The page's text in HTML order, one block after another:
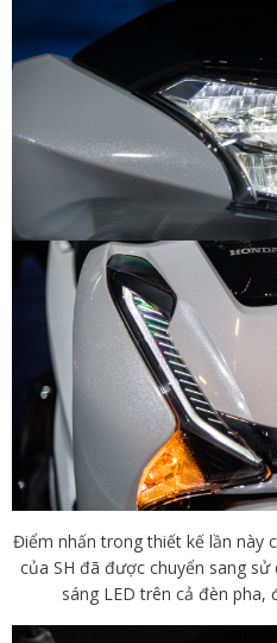
Điểm nhấn trong thiết kế lần này
của SH đã được chuyển sang
sáng LED trên cả đèn pha,